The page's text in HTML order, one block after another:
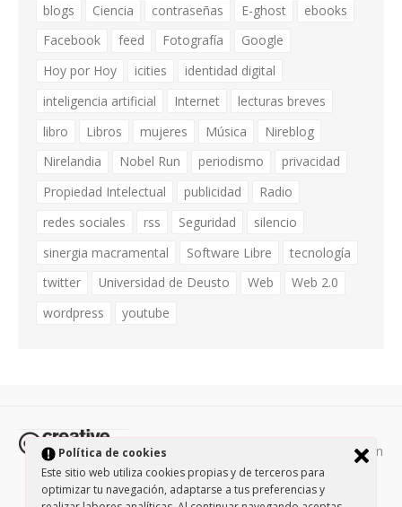
Política de cookies
Este sitio web utiliza cookies propias y de terceros para
optimizar tu navegación, adaptarse a tus preferencias y
blogs
Ciencia contraseñas E-ghost
ebooks
Facebook
feed Fotografía
Google
Hoy por Hoy
icities
identidad digital
inteligencia artificial
Internet
lecturas breves
libro
Libros mujeres Música
Nireblog
Nirelandia
Nobel Run periodismo
privacidad
Propiedad Intelectual
publicidad
Radio
redes sociales
rss Seguridad
silencio
sinergia macramental
Software Libre
tecnología
twitter
Universidad de Deusto Web
Web 2.0
wordpress
youtube
Todos los contenidos de esta página están
protegidos por la licencia Creative Commons Attribution-
NonCommercial-ShareAlike 3.0. / Política de privacidad